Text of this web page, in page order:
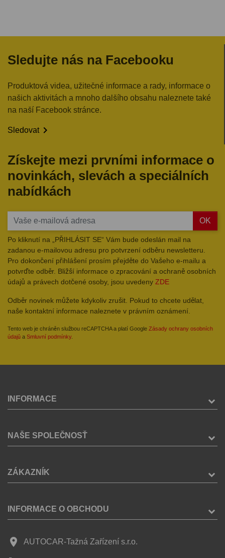
Sledujte nás na Facebooku
Produktová videa, užitečné informace a rady, informace o
našich aktivitách a mnoho dalšího obsahu naleznete také
na naší Facebook stránce.
Sledovat
Získejte mezi prvními informace o
novinkách, slevách a speciálních
nabídkách
OK
Po kliknutí na „PŘIHLÁSIT SE“ Vám bude odeslán mail na
zadanou e-mailovou adresu pro potvrzení odběru newsletteru.
Pro dokončení přihlášení prosím přejděte do Vašeho e-mailu a
potvrďte odběr. Bližší informace o zpracování a ochraně osobních
údajů a právech dotčené osoby, jsou uvedeny ZDE
Odběr novinek můžete kdykoliv zrušit. Pokud to chcete udělat,
naše kontaktní informace naleznete v právním oznámení.
Tento web je chráněn službou reCAPTCHA a platí Google Zásady ochrany osobních
údajů a Smluvní podmínky.
INFORMACE
NAŠE SPOLEČNOSŤ
ZÁKAZNÍK
INFORMACE O OBCHODU
place AUTOCAR-Tažná Zařízení s.r.o.